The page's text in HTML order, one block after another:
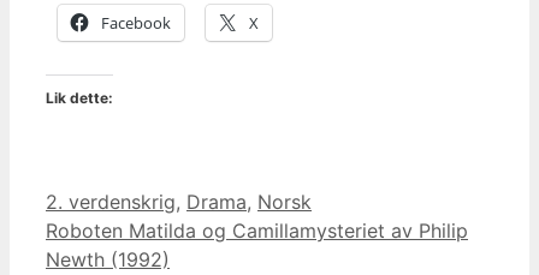
Facebook X
Lik dette:
Kategorier
2. verdenskrig, Drama, Norsk
Roboten Matilda og Camillamysteriet av Philip
Newth (1992)